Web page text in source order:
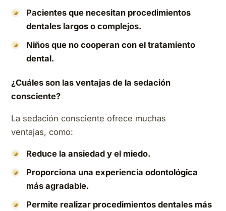
Pacientes que necesitan procedimientos
dentales largos o complejos.
Niños que no cooperan con el tratamiento
dental.
¿Cuáles son las ventajas de la sedación
consciente?
La sedación consciente ofrece muchas
ventajas, como:
Reduce la ansiedad y el miedo.
Proporciona una experiencia odontológica
más agradable.
Permite realizar procedimientos dentales más